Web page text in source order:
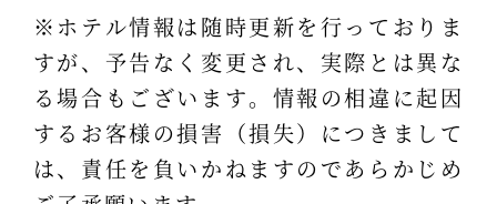
※ホテル情報は随時更新を行っておりま
すが、予告なく変更され、実際とは異な
る場合もございます。情報の相違に起因
するお客様の損害（損失）につきまして
は、責任を負いかねますのであらかじめ